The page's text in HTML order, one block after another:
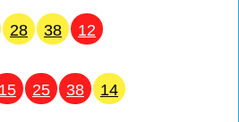
28 38 12
15 25 38 14